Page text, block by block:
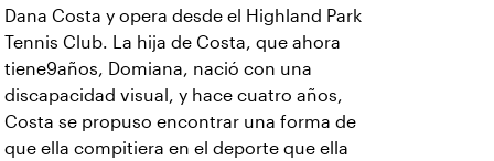
Dana Costa y opera desde el Highland Park
Tennis Club. La hija de Costa, que ahora
tiene9años, Domiana, nació con una
discapacidad visual, y hace cuatro años,
Costa se propuso encontrar una forma de
que ella compitiera en el deporte que ella